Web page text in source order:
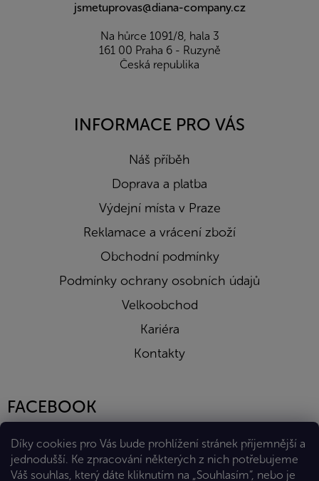
Díky cookies pro Vás bude prohlížení stránek příjemnější a
jednodušší. Ke zpracování některých z nich potřebujeme
Váš souhlas, který dáte kliknutím na „Souhlasím“, nebo je
jsmetuprovas@diana-company.cz
Na hůrce 1091/8, hala 3
161 00 Praha 6 - Ruzyně
Česká republika
INFORMACE PRO VÁS
Náš příběh
Doprava a platba
Výdejní místa v Praze
Reklamace a vrácení zboží
Obchodní podmínky
Podmínky ochrany osobních údajů
Velkoobchod
Kariéra
Kontakty
FACEBOOK